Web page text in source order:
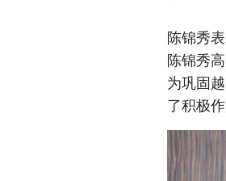
陈锦秀
陈锦秀
为巩固
了积极作